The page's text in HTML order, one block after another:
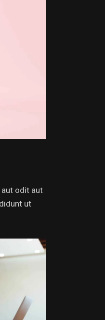
aut odit aut
ut